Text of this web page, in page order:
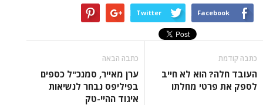
Twitter
הוא לא חייב
מחלתו
ערן מאייר, סמנכ"ל כספים
בפיליפס נבחר לנשיאות
איגוד ההיי-טק